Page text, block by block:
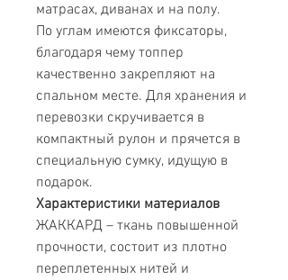
матрасах, диванах и на полу.
По углам имеются фиксаторы,
благодаря чему топпер
качественно закрепляют на
спальном месте. Для хранения и
перевозки скручивается в
компактный рулон и прячется в
специальную сумку, идущую в
подарок.
Характеристики материалов
ЖАККАРД – ткань повышенной
прочности, состоит из плотно
переплетенных нитей и